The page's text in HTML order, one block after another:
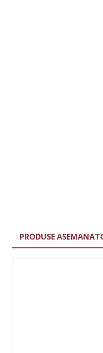
PRODUSE